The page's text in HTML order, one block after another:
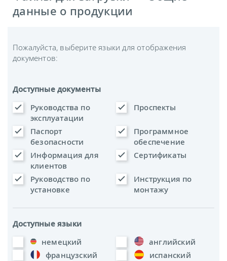
данные о продукции
Пожалуйста, выберите языки для отображения
документов:
Доступные документы
Руководства по
эксплуатации
Проспекты
Паспорт
безопасности
Программное
обеспечение
Информация для
клиентов
Сертификаты
Руководство по
установке
Инструкция по
монтажу
Доступные языки
немецкий
английский
французский
испанский